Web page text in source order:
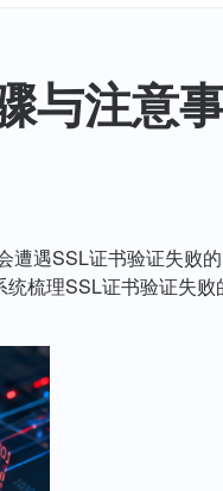
与注意
遇SSL证书验证失败
梳理SSL证书验证失